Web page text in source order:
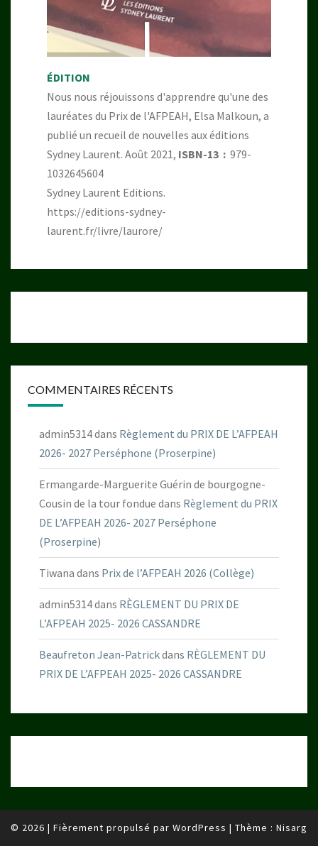
ÉDITION
Nous nous réjouissons d'apprendre qu'une des
lauréates du Prix de l'AFPEAH, Elsa Malkoun, a
publié un recueil de nouvelles aux éditions
Sydney Laurent. Août 2021,
ISBN-13 ‏ : ‎ 979-
1032645604
Sydney Laurent Editions.
https://editions-sydney-
laurent.fr/livre/laurore/
COMMENTAIRES RÉCENTS
admin5314dans Règlement du PRIX DE L’AFPEAH
2026- 2027 Perséphone (Proserpine)
Ermangarde-Marguerite Guérin de bourgogne-
Cousin de la tour fondue dans Règlement du PRIX
DE L’AFPEAH 2026- 2027 Perséphone
(Proserpine)
Tiwana dans Prix de l’AFPEAH 2026 (Collège)
admin5314dans RÈGLEMENT DU PRIX DE
L’AFPEAH 2025- 2026 CASSANDRE
Beaufreton Jean-Patrickdans RÈGLEMENT DU
PRIX DE L’AFPEAH 2025- 2026 CASSANDRE
© 2026 | Fièrement propulsé par WordPress | Thème : Nisarg